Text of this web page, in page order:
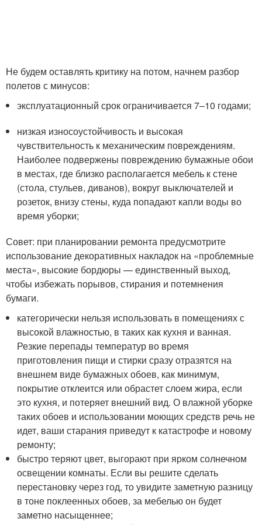
Не будем оставлять критику на потом, начнем разбор
полетов с минусов:
эксплуатационный срок ограничивается 7–10 годами;
низкая износоустойчивость и высокая
чувствительность к механическим повреждениям.
Наиболее подвержены повреждению бумажные обои
в местах, где близко располагается мебель к стене
(стола, стульев, диванов), вокруг выключателей и
розеток, внизу стены, куда попадают капли воды во
время уборки;
Совет: при планировании ремонта предусмотрите
использование декоративных накладок на «проблемные
места», высокие бордюры — единственный выход,
чтобы избежать порывов, стирания и потемнения
бумаги.
категорически нельзя использовать в помещениях с
высокой влажностью, в таких как кухня и ванная.
Резкие перепады температур во время
приготовления пищи и стирки сразу отразятся на
внешнем виде бумажных обоев, как минимум,
покрытие отклеится или обрастет слоем жира, если
это кухня, и потеряет внешний вид. О влажной уборке
таких обоев и использовании моющих средств речь не
идет, ваши старания приведут к катастрофе и новому
ремонту;
быстро теряют цвет, выгорают при ярком солнечном
освещении комнаты. Если вы решите сделать
перестановку через год, то увидите заметную разницу
в тоне поклеенных обоев, за мебелью он будет
заметно насыщеннее;